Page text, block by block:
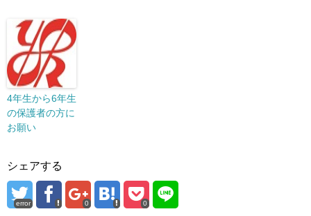
4年生から6年生
の保護者の方に
お願い
シェアする
error 0 0